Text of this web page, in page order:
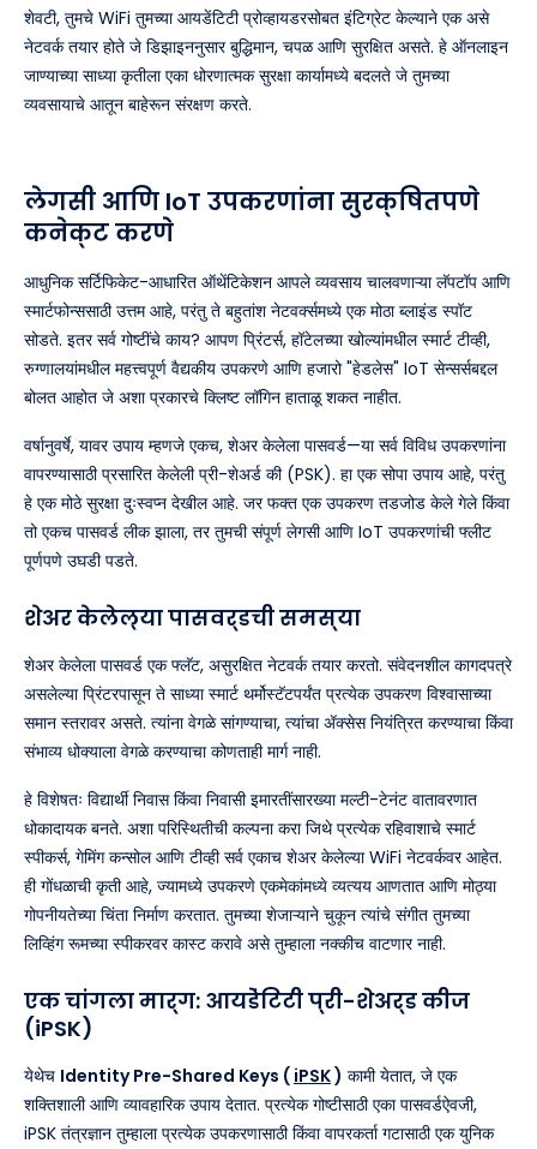
शेवटी, तुमचे WiFi तुमच्या आयडेंटिटी प्रोव्हायडरसोबत इंटिग्रेट केल्याने एक असे
नेटवर्क तयार होते जे डिझाइननुसार बुद्धिमान, चपळ आणि सुरक्षित असते. हे ऑनलाइन
जाण्याच्या साध्या कृतीला एका धोरणात्मक सुरक्षा कार्यामध्ये बदलते जे तुमच्या
व्यवसायाचे आतून बाहेरून संरक्षण करते.
लेगसी आणि IoT उपकरणांना सुरक्षितपणे
कनेक्ट करणे
आधुनिक सर्टिफिकेट-आधारित ऑथेंटिकेशन आपले व्यवसाय चालवणाऱ्या लॅपटॉप आणि
स्मार्टफोन्ससाठी उत्तम आहे, परंतु ते बहुतांश नेटवर्क्समध्ये एक मोठा ब्लाइंड स्पॉट
सोडते. इतर सर्व गोष्टींचे काय? आपण प्रिंटर्स, हॉटेलच्या खोल्यांमधील स्मार्ट टीव्ही,
रुग्णालयांमधील महत्त्वपूर्ण वैद्यकीय उपकरणे आणि हजारो "हेडलेस" IoT सेन्सर्सबद्दल
बोलत आहोत जे अशा प्रकारचे क्लिष्ट लॉगिन हाताळू शकत नाहीत.
वर्षानुवर्षे, यावर उपाय म्हणजे एकच, शेअर केलेला पासवर्ड—या सर्व विविध उपकरणांना
वापरण्यासाठी प्रसारित केलेली प्री-शेअर्ड की (PSK). हा एक सोपा उपाय आहे, परंतु
हे एक मोठे सुरक्षा दुःस्वप्न देखील आहे. जर फक्त एक उपकरण तडजोड केले गेले किंवा
तो एकच पासवर्ड लीक झाला, तर तुमची संपूर्ण लेगसी आणि IoT उपकरणांची फ्लीट
पूर्णपणे उघडी पडते.
शेअर केलेल्या पासवर्डची समस्या
शेअर केलेला पासवर्ड एक फ्लॅट, असुरक्षित नेटवर्क तयार करतो. संवेदनशील कागदपत्रे
असलेल्या प्रिंटरपासून ते साध्या स्मार्ट थर्मोस्टॅटपर्यंत प्रत्येक उपकरण विश्वासाच्या
समान स्तरावर असते. त्यांना वेगळे सांगण्याचा, त्यांचा ॲक्सेस नियंत्रित करण्याचा किंवा
संभाव्य धोक्याला वेगळे करण्याचा कोणताही मार्ग नाही.
हे विशेषतः विद्यार्थी निवास किंवा निवासी इमारतींसारख्या मल्टी-टेनंट वातावरणात
धोकादायक बनते. अशा परिस्थितीची कल्पना करा जिथे प्रत्येक रहिवाशाचे स्मार्ट
स्पीकर्स, गेमिंग कन्सोल आणि टीव्ही सर्व एकाच शेअर केलेल्या WiFi नेटवर्कवर आहेत.
ही गोंधळाची कृती आहे, ज्यामध्ये उपकरणे एकमेकांमध्ये व्यत्यय आणतात आणि मोठ्या
गोपनीयतेच्या चिंता निर्माण करतात. तुमच्या शेजाऱ्याने चुकून त्यांचे संगीत तुमच्या
लिव्हिंग रूमच्या स्पीकरवर कास्ट करावे असे तुम्हाला नक्कीच वाटणार नाही.
एक चांगला मार्ग: आयडेंटिटी प्री-शेअर्ड कीज
(iPSK)
येथेच Identity Pre-Shared Keys ( iPSK) कामी येतात, जे एक
शक्तिशाली आणि व्यावहारिक उपाय देतात. प्रत्येक गोष्टीसाठी एका पासवर्डऐवजी,
iPSK तंत्रज्ञान तुम्हाला प्रत्येक उपकरणासाठी किंवा वापरकर्ता गटासाठी एक युनिक